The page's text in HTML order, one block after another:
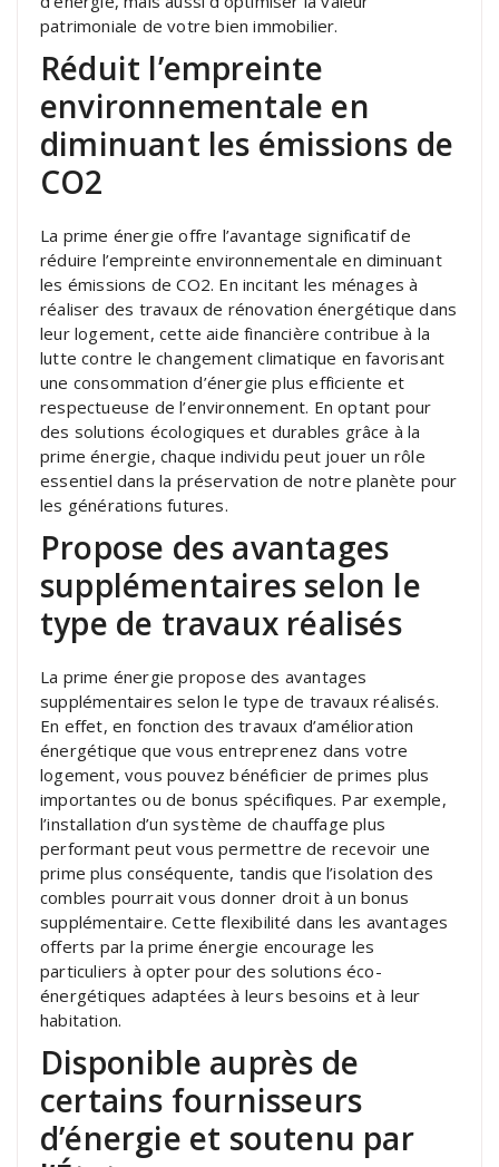
patrimoniale de votre bien immobilier.
Réduit l’empreinte
environnementale en
diminuant les émissions de
CO2
La prime énergie offre l’avantage significatif de
réduire l’empreinte environnementale en diminuant
les émissions de CO2. En incitant les ménages à
réaliser des travaux de rénovation énergétique dans
leur logement, cette aide financière contribue à la
lutte contre le changement climatique en favorisant
une consommation d’énergie plus efficiente et
respectueuse de l’environnement. En optant pour
des solutions écologiques et durables grâce à la
prime énergie, chaque individu peut jouer un rôle
essentiel dans la préservation de notre planète pour
les générations futures.
Propose des avantages
supplémentaires selon le
type de travaux réalisés
La prime énergie propose des avantages
supplémentaires selon le type de travaux réalisés.
En effet, en fonction des travaux d’amélioration
énergétique que vous entreprenez dans votre
logement, vous pouvez bénéficier de primes plus
importantes ou de bonus spécifiques. Par exemple,
l’installation d’un système de chauffage plus
performant peut vous permettre de recevoir une
prime plus conséquente, tandis que l’isolation des
combles pourrait vous donner droit à un bonus
supplémentaire. Cette flexibilité dans les avantages
offerts par la prime énergie encourage les
particuliers à opter pour des solutions éco-
énergétiques adaptées à leurs besoins et à leur
habitation.
Disponible auprès de
certains fournisseurs
d’énergie et soutenu par